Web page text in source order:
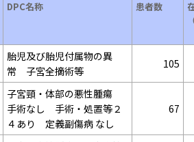
DPC名称 患者数
胎児及び胎児付属物の異
常 子宮全摘術等
105
子宮頸・体部の悪性腫瘍
手術なし 手術・処置等２
４あり 定義副傷病 なし
67